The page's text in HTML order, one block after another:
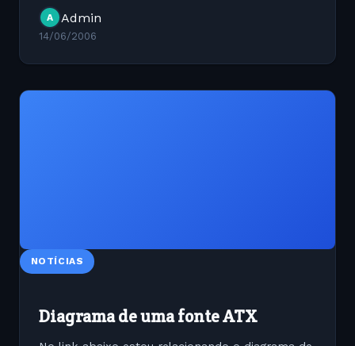
por padrão é o...
A Admin
14/06/2006
NOTÍCIAS
Diagrama de uma fonte ATX